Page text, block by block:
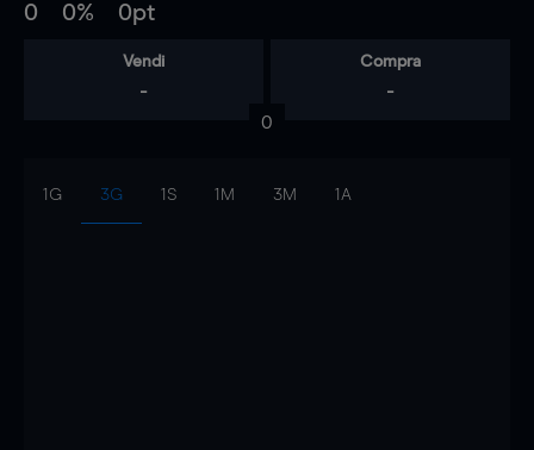
0 0% 0pt
Vendi
-
Compra
-
0
1G 3G 1S 1M 3M 1A